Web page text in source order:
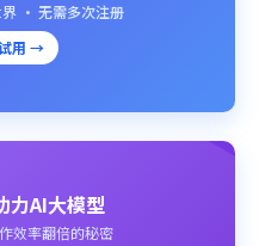
· 无需多次注册
用 →
力AI大模型
效率翻倍的秘密